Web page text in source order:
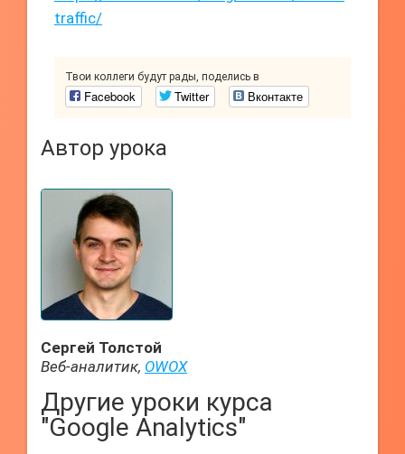
traffic/
Твои коллеги будут рады, поделись в
Facebook Twitter Вконтакте
Автор урока
Сергей Толстой
Веб-аналитик, OWOX
Другие уроки курса
"Google Analytics"